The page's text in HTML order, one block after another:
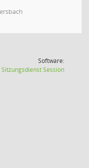
Software:
SitzungsdienstSession(Wird in